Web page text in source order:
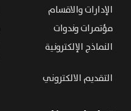
الإدارات والاقسام
مؤتمرات وندوات
النماذج الإلكترونية
التقديم الالكتروني